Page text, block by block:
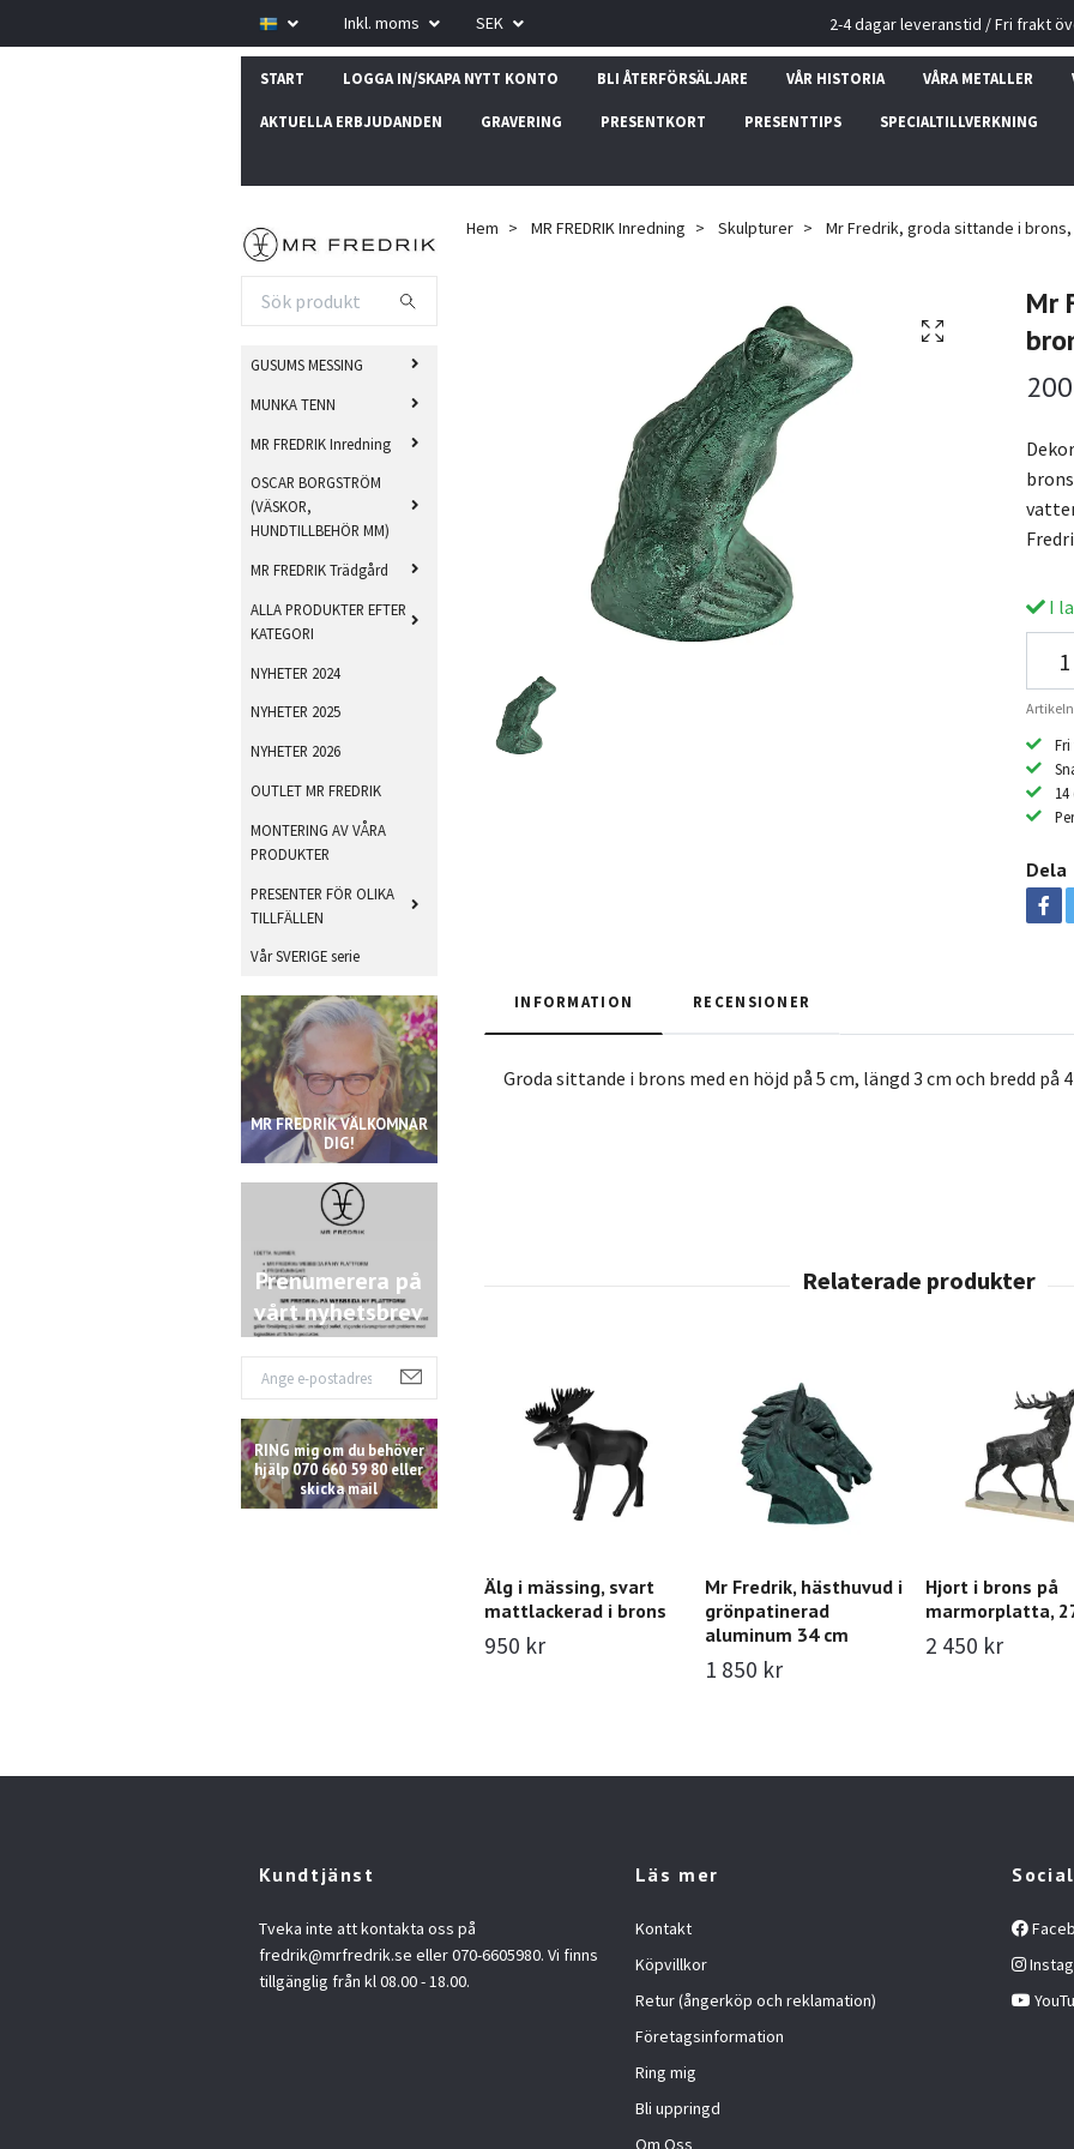
Inkl. moms SEK 2-4 dagar leveranstid / Fri frakt
START LOGGA IN/SKAPA NYTT KONTO BLI ÅTERFÖRSÄLJARE VÅR HISTORIA VÅRA METALLER
AKTUELLA ERBJUDANDEN GRAVERING PRESENTKORT PRESENTTIPS SPECIALTILLVERKNING
GUSUMS MESSING
MUNKA TENN
MR FREDRIK Inredning
OSCAR BORGSTRÖM
(VÄSKOR,
HUNDTILLBEHÖR MM)
MR FREDRIK Trädgård
ALLA PRODUKTER EFTER
KATEGORI
NYHETER 2024
NYHETER 2025
NYHETER 2026
OUTLET MR FREDRIK
MONTERING AV VÅRA
PRODUKTER
PRESENTER FÖR OLIKA
TILLFÄLLEN
Vår SVERIGE serie
MR FREDRIK VÄLKOMNAR
DIG!
Prenumerera på
vårt nyhetsbrev
RING mig om du behöver
hjälp 070 660 59 80 eller
skicka mail
Hem MR FREDRIK Inredning Skulpturer Mr Fredrik, groda sittande i brons,
Mr
I
Dela
INFORMATION RECENSIONER
Groda sittande i brons med en höjd på 5 cm, längd 3 cm och bredd på
Älg i mässing, svart
mattlackerad i brons
950 kr
Mr Fredrik, hästhuvud i
grönpatinerad
aluminum 34 cm
1 850 kr
Hjort i brons på
marmorplatta,
2 450 kr
Kundtjänst
Tveka inte att kontakta oss på
fredrik@mrfredrik.se eller 070-6605980. Vi finns
tillgänglig från kl 08.00 - 18.00.
Läs mer
Kontakt
Köpvillkor
Retur (ångerköp och reklamation)
Företagsinformation
Ring mig
Bli uppringd
Om Oss